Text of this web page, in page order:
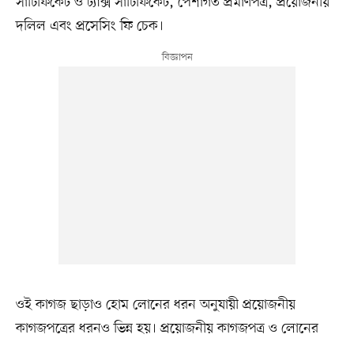
দলিল এবং প্রসেসিং ফি চেক।
ওই কাগজ ছাড়াও হোম লোনের ধরন অনুযায়ী প্রয়োজনীয়
কাগজপত্রের ধরনও ভিন্ন হয়। প্রয়োজনীয় কাগজপত্র ও লোনের